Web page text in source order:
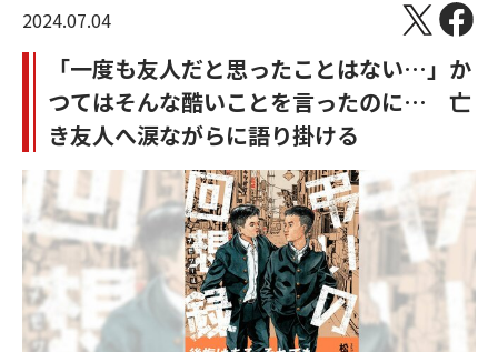
2024.07.04
「一度も友人だと思ったことはない…」か
つてはそんな酷いことを言ったのに… 亡
き友人へ涙ながらに語り掛ける